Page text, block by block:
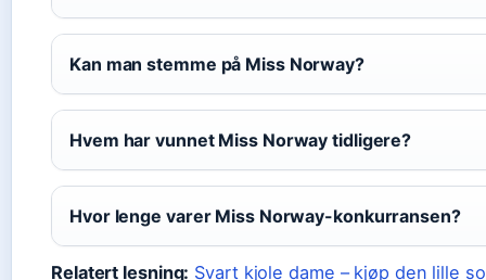
Kan man stemme på Miss Norway?
Hvem har vunnet Miss Norway tidligere?
Hvor lenge varer Miss Norway-konkurransen?
Relatert lesning: Svart kjole dame – kjøp den lille